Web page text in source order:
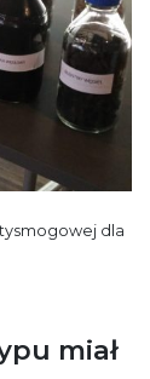
dla
miał